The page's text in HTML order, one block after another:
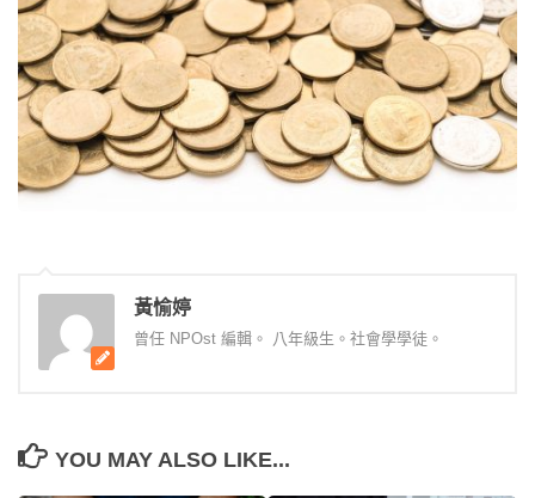
黃愉婷
曾任 NPOst 編輯。 八年級生。社會學學徒。
YOU MAY ALSO LIKE...